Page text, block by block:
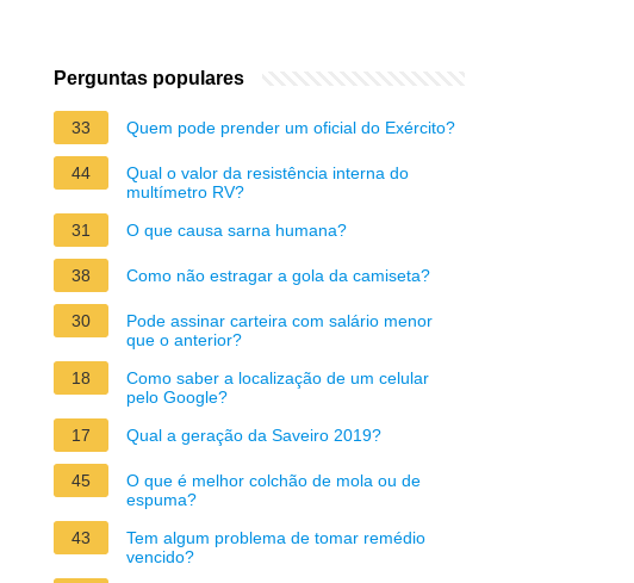
Perguntas populares
33 Quem pode prender um oficial do Exército?
44
Qual o valor da resistência interna do
multímetro RV?
31
O que causa sarna humana?
38 Como não estragar a gola da camiseta?
30
Pode assinar carteira com salário menor
que o anterior?
18
Como saber a localização de um celular
pelo Google?
17
Qual a geração da Saveiro 2019?
45
O que é melhor colchão de mola ou de
espuma?
43
Tem algum problema de tomar remédio
vencido?